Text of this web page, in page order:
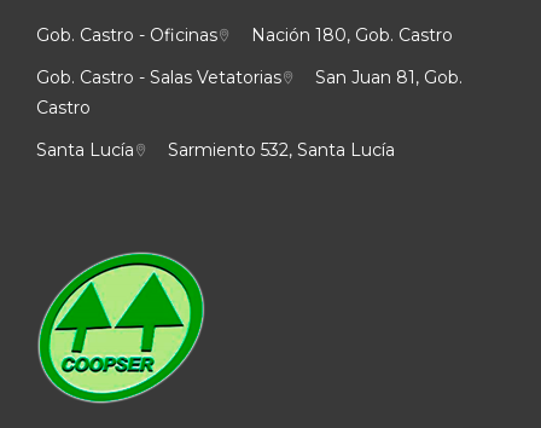
Gob. Castro - Oficinas
Nación 180, Gob. Castro
Gob. Castro - Salas Vetatorias
San Juan 81, Gob.
Castro
Santa Lucía
Sarmiento 532, Santa Lucía